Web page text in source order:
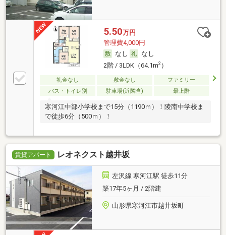
5.50万円
管理費4,000円
なし
なし
2階 / 3LDK（64.1m2）
礼金なし 敷金なし
ファミリー
バス・トイレ別
駐車場(近隣含) 最上階
寒河江中部小学校まで15分（1190ｍ）！陵南中学校ま
で徒歩6分（500ｍ）！
賃貸アパート レオネクスト越井坂
左沢線 寒河江駅 徒歩11分
築17年5ヶ月 / 2階建
山形県寒河江市越井坂町